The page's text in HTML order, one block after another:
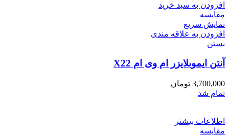
افزودن به سبد خرید
مقایسه
نمایش سریع
افزودن به علاقه مندی
بستن
آنتن ایموبلایزر ام وی ام X22
3,700,000 تومان
تمام شد
اطلاعات بیشتر
مقایسه